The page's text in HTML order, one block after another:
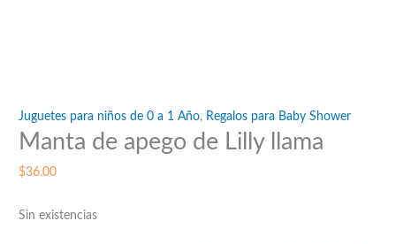
Juguetes para niños de 0 a 1 Año, Regalos para Baby Shower
Manta de apego de Lilly llama
$36.00
Sin existencias